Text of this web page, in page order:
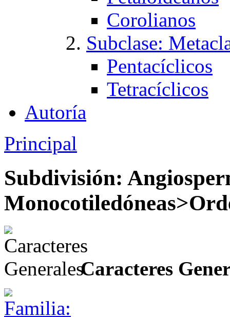
Corolianos
Subclase:
Pentacíclicos
Tetracíclicos
Autoría
Principal
Subdivisión:
Caracteres